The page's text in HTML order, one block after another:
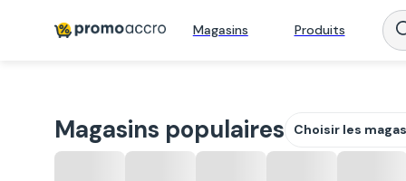
Magasins Produits
Magasins populaires Choisir les